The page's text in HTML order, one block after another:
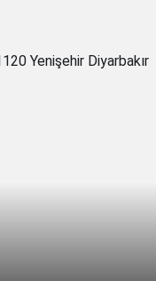
Yenişehir Diyarbakır